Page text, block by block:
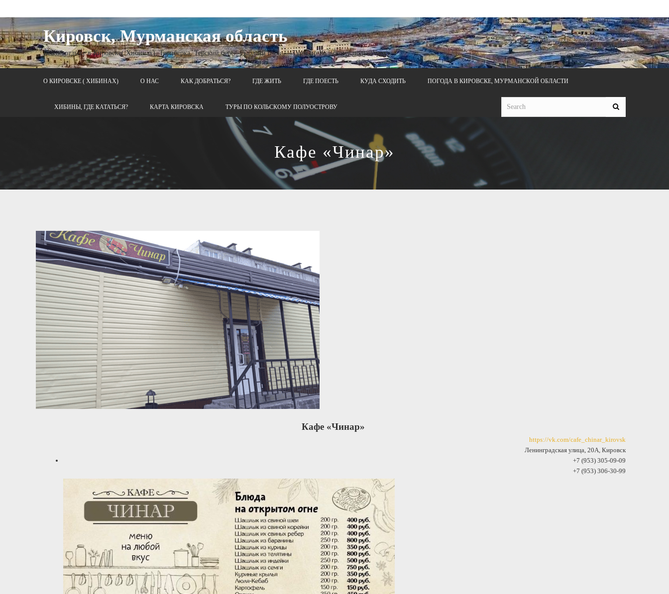
Кировск, Мурманская область
Все об отдыхе в Кировске( Хибинах), Териберка, Терский берег, Рыбачий п-ов — Туры по Кольскому полуострову
О КИРОВСКЕ ( ХИБИНАХ) О НАС КАК ДОБРАТЬСЯ? ГДЕ ЖИТЬ ГДЕ ПОЕСТЬ КУДА СХОДИТЬ ПОГОДА В КИРОВСКЕ, МУРМАНСКОЙ ОБЛАСТИ
ХИБИНЫ, ГДЕ КАТАТЬСЯ? КАРТА КИРОВСКА ТУРЫ ПО КОЛЬСКОМУ ПОЛУОСТРОВУ
Кафе «Чинар»
Кафе «Чинар»
https://vk.com/cafe_chinar_kirovsk
Ленинградская улица, 20А, Кировск
+7 (953) 305-09-09
+7 (953) 306-30-99